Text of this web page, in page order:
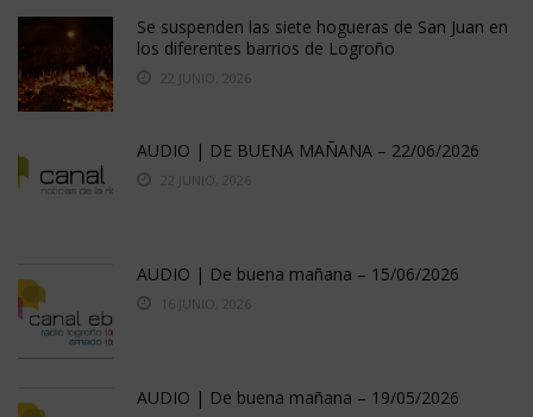
Se suspenden las siete hogueras de San Juan en
los diferentes barrios de Logroño
22 JUNIO, 2026
AUDIO | DE BUENA MAÑANA – 22/06/2026
22 JUNIO, 2026
AUDIO | De buena mañana – 15/06/2026
16 JUNIO, 2026
AUDIO | De buena mañana – 19/05/2026